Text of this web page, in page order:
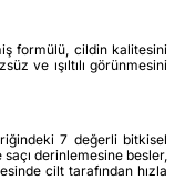
formülü, cildin kalitesini
ve ışıltılı görünmesini
7 değerli bitkisel
derinlemesine besler,
cilt tarafından hızla